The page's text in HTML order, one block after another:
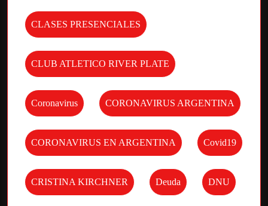
CLASES PRESENCIALES
CLUB ATLETICO RIVER PLATE
Coronavirus CORONAVIRUS ARGENTINA
CORONAVIRUS EN ARGENTINA Covid19
CRISTINA KIRCHNER Deuda DNU